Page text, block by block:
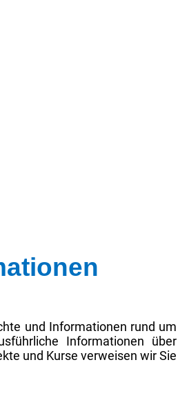
und Informationen rund um
Informationen über
und Kurse verweisen wir Sie